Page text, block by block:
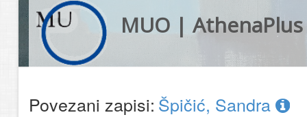
MUO | AthenaPlus
Povezani zapisi: Špičić, Sandra